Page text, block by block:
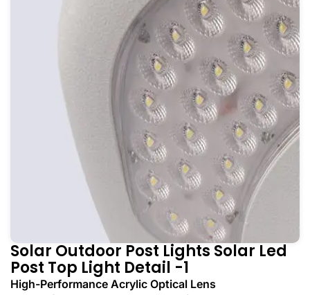
Solar Outdoor Post Lights ​Solar Led
Post Top Light Detail -1
High-Performance Acrylic Optical Lens